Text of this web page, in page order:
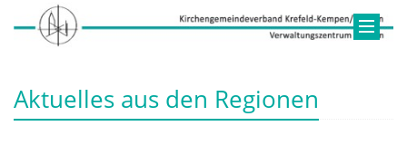
Aktuelles aus den Regionen